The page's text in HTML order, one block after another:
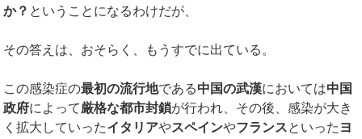
か？ ということになるわけだが、
その答えは、おそらく、もうすでに出ている。
この感染症の最初の流行地である中国の武漢においては中国
政府によって厳格な都市封鎖が行われ、その後、感染が大き
く拡大していったイタリアやスペインやフランスといった ヨ